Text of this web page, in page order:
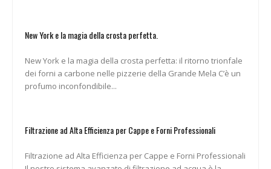
New York e la magia della crosta perfetta.
New York e la magia della crosta perfetta: il ritorno trionfale
dei forni a carbone nelle pizzerie della Grande Mela C’è un
profumo inconfondibile...
Filtrazione ad Alta Efficienza per Cappe e Forni Professionali
Filtrazione ad Alta Efficienza per Cappe e Forni Professionali